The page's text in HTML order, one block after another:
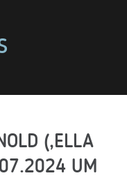
(‚ELLA
UM